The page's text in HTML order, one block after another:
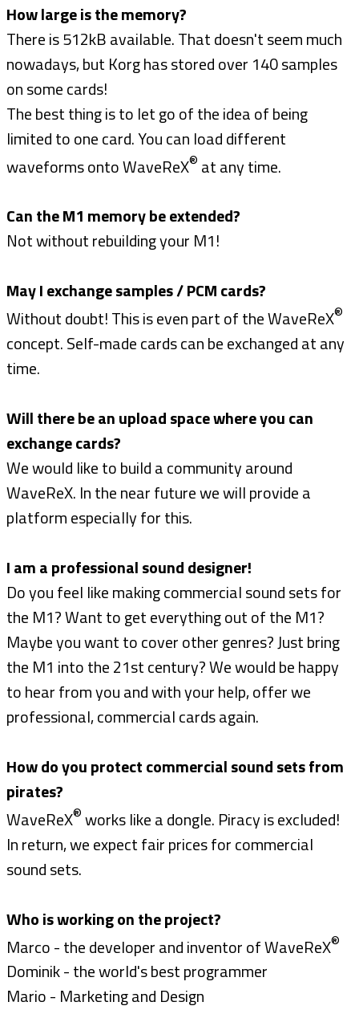
How large is the memory?
There is 512kB available. That doesn't seem much
nowadays, but Korg has stored over 140 samples
on some cards!
The best thing is to let go of the idea of being
limited to one card. You can load different
waveforms onto WaveReX® at any time.
Can the M1 memory be extended?
Not without rebuilding your M1!
May I exchange samples / PCM cards?
Without doubt! This is even part of the WaveReX®
concept. Self-made cards can be exchanged at any
time.
Will there be an upload space where you can
exchange cards?
We would like to build a community around
WaveReX. In the near future we will provide a
platform especially for this.
I am a professional sound designer!
Do you feel like making commercial sound sets for
the M1? Want to get everything out of the M1?
Maybe you want to cover other genres? Just bring
the M1 into the 21st century? We would be happy
to hear from you and with your help, offer we
professional, commercial cards again.
How do you protect commercial sound sets from
pirates?
WaveReX® works like a dongle. Piracy is excluded!
In return, we expect fair prices for commercial
sound sets.
Who is working on the project?
Marco - the developer and inventor of WaveReX®
Dominik - the world's best programmer
Mario - Marketing and Design